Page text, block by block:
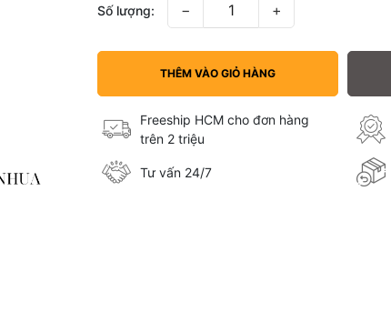
Số lượng: − +
THÊM VÀO GIỎ HÀNG
Freeship HCM cho đơn hàng
trên 2 triệu
Tư vấn 24/7